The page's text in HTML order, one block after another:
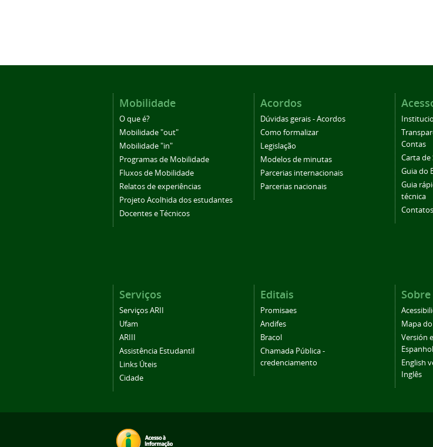
Mobilidade
O que é?
Mobilidade "out"
Mobilidade "in"
Programas de Mobilidade
Fluxos de Mobilidade
Relatos de experiências
Projeto Acolhida dos estudantes
Docentes e Técnicos
Acordos
Dúvidas gerais - Acordos
Como formalizar
Legislação
Modelos de minutas
Parcerias internacionais
Parcerias nacionais
Contas
Carta de
Guia do
Guia
técnica
Contatos
Serviços
Serviços ARII
Ufam
ARIII
Assistência Estudantil
Links Úteis
Cidade
Editais
Promisaes
Andifes
Bracol
Chamada Pública -
credenciamento
Mapa
Versión
Espanhol
English
Inglês